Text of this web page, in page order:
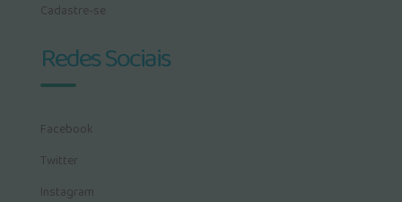
Cadastre-se
Redes Sociais
Facebook
Twitter
Instagram